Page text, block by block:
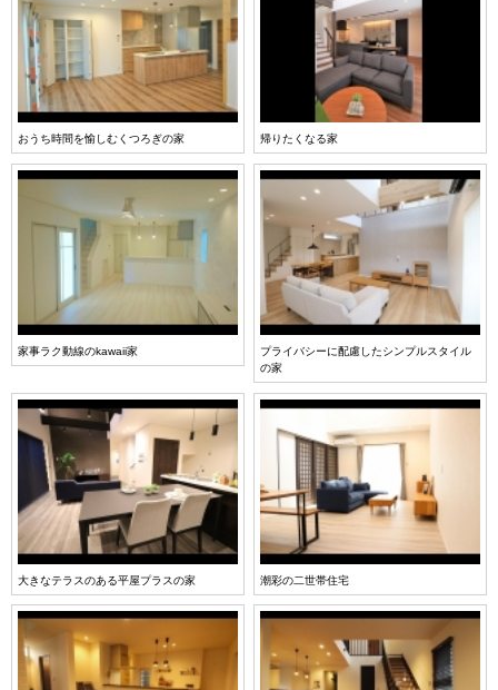
おうち時間を愉しむくつろぎの家 帰りたくなる家
家事ラク動線のkawaii家
プライバシーに配慮したシンプルスタイル
の家
大きなテラスのある平屋プラスの家 潮彩の二世帯住宅